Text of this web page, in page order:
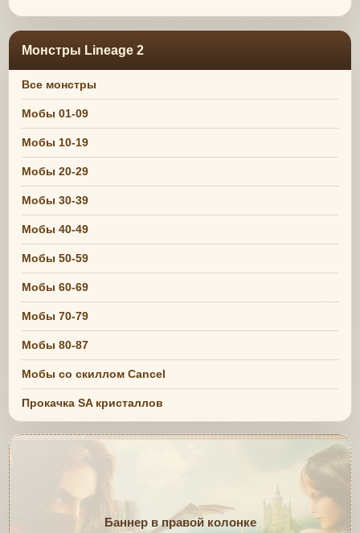
Монстры Lineage 2
Все монстры
Мобы 01-09
Мобы 10-19
Мобы 20-29
Мобы 30-39
Мобы 40-49
Мобы 50-59
Мобы 60-69
Мобы 70-79
Мобы 80-87
Мобы со скиллом Cancel
Прокачка SA кристаллов
Баннер в правой колонке